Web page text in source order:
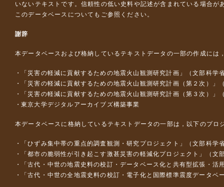
いないテキストです。信頼性の低い史料や記述が含まれている場合が
このデータベースについて もご参照ください。
謝辞
本データベースおよび格納しているテキストデータの一部の作成には
「災害の軽減に貢献するための地震火山観測研究計画」（文部科学
「災害の軽減に貢献するための地震火山観測研究計画（第２次）」
「災害の軽減に貢献するための地震火山観測研究計画（第３次）」
東京大学デジタルアーカイブズ構築事業
本データベースに格納しているテキストデータの一部は，以下のプロ
「ひずみ集中帯の重点的調査観測・研究プロジェクト」（文部科
「都市の脆弱性が引き起こす激甚災害の軽減化プロジェクト」（
「古代・中世の地震史料の校訂・データベース化と共有型拡張・
「古代・中世の全地震史料の校訂・電子化と国際標準震度データ